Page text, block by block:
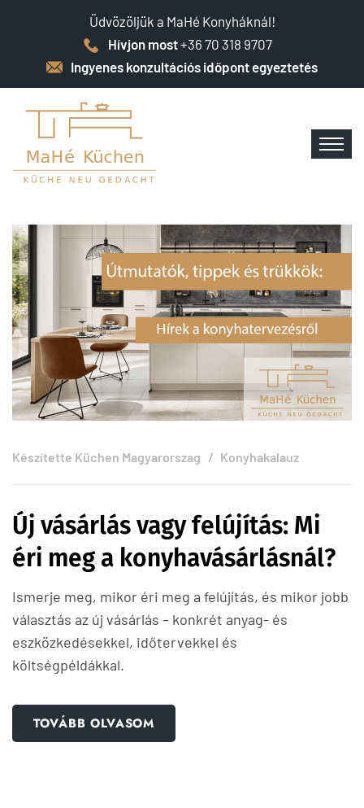
Üdvözöljük a MaHé Konyháknál!
Hívjon most+36 70 318 9707
Ingyenes konzultációs időpont egyeztetés
Készítette Küchen Magyarorszag Konyhakalauz
Új vásárlás vagy felújítás: Mi
éri meg a konyhavásárlásnál?
Ismerje meg, mikor éri meg a felújítás, és mikor jobb
választás az új vásárlás – konkrét anyag- és
eszközkedésekkel, időtervekkel és
költségpéldákkal.
TOVÁBB OLVASOM